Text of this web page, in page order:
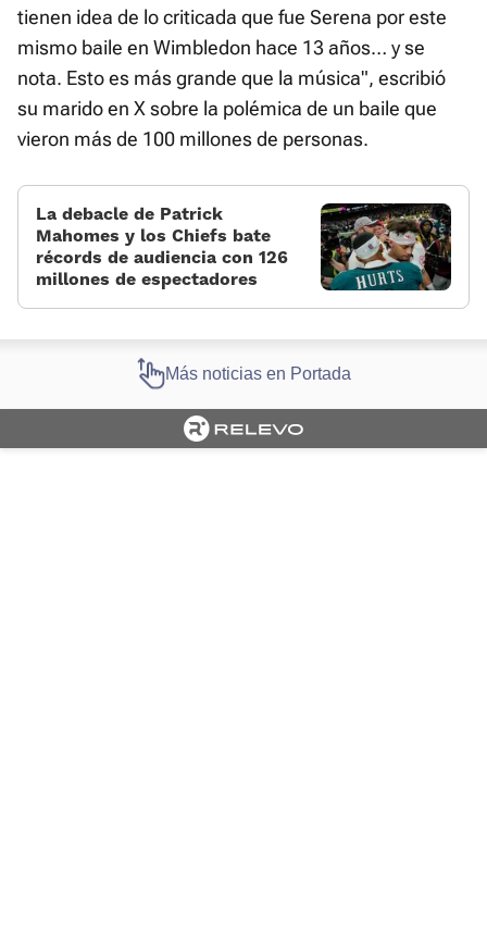
tienen idea de lo criticada que fue Serena por este
mismo baile en Wimbledon hace 13 años… y se
nota. Esto es más grande que la música", escribió
su marido en X sobre la polémica de un baile que
vieron más de 100 millones de personas.
La debacle de Patrick
Mahomes y los Chiefs bate
récords de audiencia con 126
millones de espectadores
Más noticias en Portada